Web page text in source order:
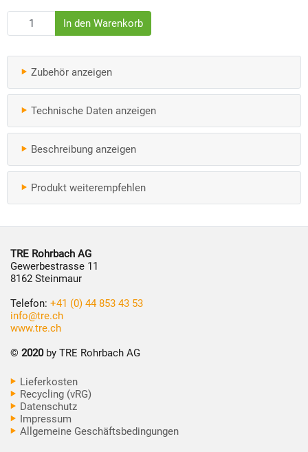
Zubehör anzeigen
Technische Daten anzeigen
Beschreibung anzeigen
Produkt weiterempfehlen
TRE Rohrbach AG
Gewerbestrasse 11
8162 Steinmaur
Telefon: +41 (0) 44 853 43 53
info@tre.ch
www.tre.ch
© 2020by TRE Rohrbach AG
Lieferkosten
Recycling (vRG)
Datenschutz
Impressum
Allgemeine Geschäftsbedingungen